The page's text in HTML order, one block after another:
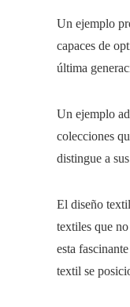
Un ejemplo
capaces de
última
Un ejemplo
colecciones
distingue a
El diseño
textiles que
esta
textil se